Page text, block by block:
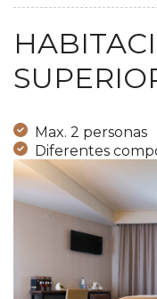
Max. 2 personas
Diferentes